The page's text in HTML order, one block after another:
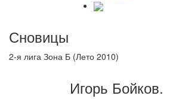
Сновицы
2-я лига Зона Б (Лето 2010)
Игорь Бойков.